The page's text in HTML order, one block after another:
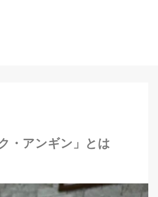
・アンギン」とは